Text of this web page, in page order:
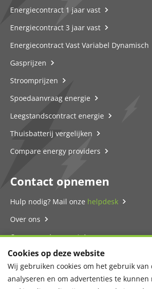
Cookies op deze website
Wij gebruiken cookies om het gebruik van
analyseren en om advertenties te kunnen
Energiecontract 1 jaar vast
Energiecontract 3 jaar vast
Energiecontract Vast Variabel Dynamisch
Gasprijzen
Stroomprijzen
Spoedaanvraag energie
Leegstandscontract energie
Thuisbatterij vergelijken
Compare energy providers
Contact opnemen
Hulp nodig? Mail onze helpdesk
Over ons
Onze energie-expert
Contact
Privacyverklaring